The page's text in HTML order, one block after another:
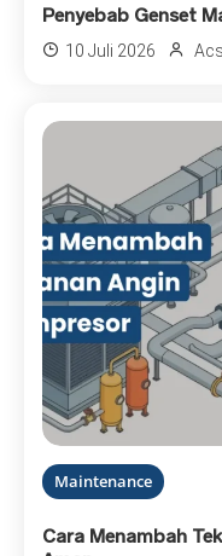
Penyebab Genset
10 Juli 2026
Maintenance
Cara Menambah